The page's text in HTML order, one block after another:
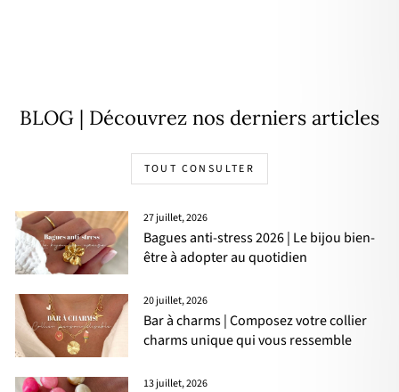
BLOG | Découvrez nos derniers articles
TOUT CONSULTER
27 juillet, 2026
Bagues anti-stress 2026 | Le bijou bien-
être à adopter au quotidien
20 juillet, 2026
Bar à charms | Composez votre collier
charms unique qui vous ressemble
13 juillet, 2026